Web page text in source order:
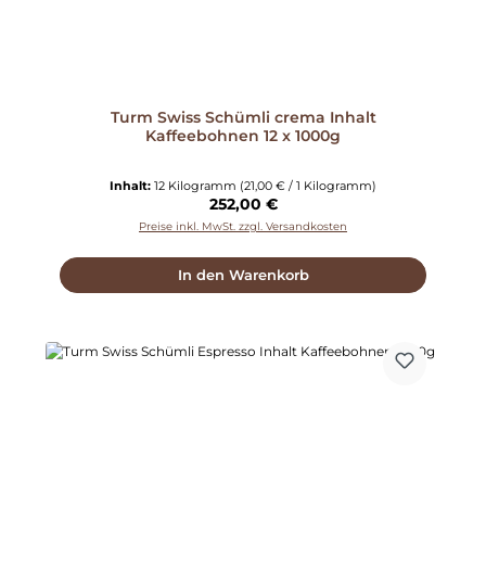
Turm Swiss Schümli crema Inhalt
Kaffeebohnen 12 x 1000g
Inhalt: 12 Kilogramm (21,00 € / 1 Kilogramm)
Regulärer Preis:
252,00 €
Preise inkl. MwSt. zzgl. Versandkosten
In den Warenkorb